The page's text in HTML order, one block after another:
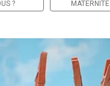
?
MATERNITÉ